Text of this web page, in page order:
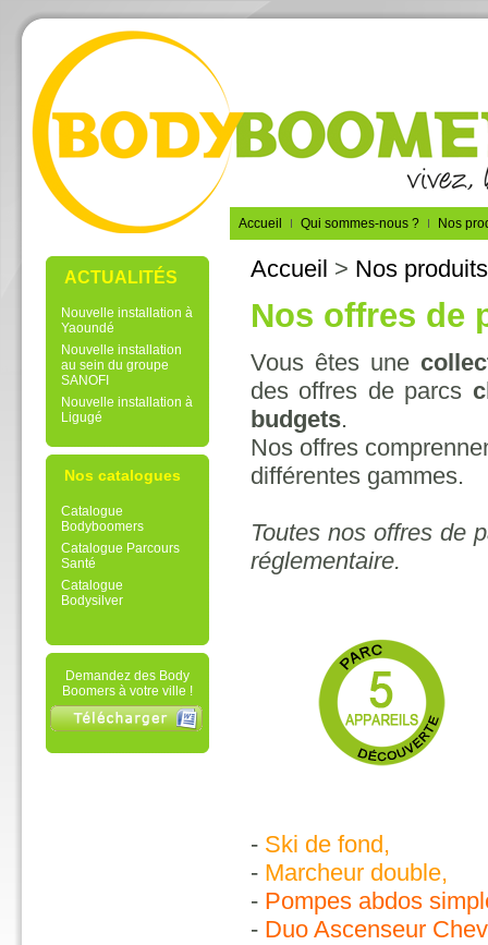
Accueil Qui sommes-nous ? Nos
ACTUALITÉS
Nouvelle installation à
Yaoundé
Nouvelle installation
au sein du groupe
SANOFI
Nouvelle installation à
Ligugé
Nos catalogues
Catalogue
Bodyboomers
Catalogue Parcours
Santé
Catalogue
Bodysilver
Demandez des Body
Boomers à votre ville !
Accueil > Nos produits
Nos offres de
Vous êtes une
des offres de parcs
budgets.
Nos offres
différentes gammes.
Toutes nos offres de
réglementaire.
- Ski de fond,
- Marcheur double,
- Pompes abdos
- Duo Ascenseur